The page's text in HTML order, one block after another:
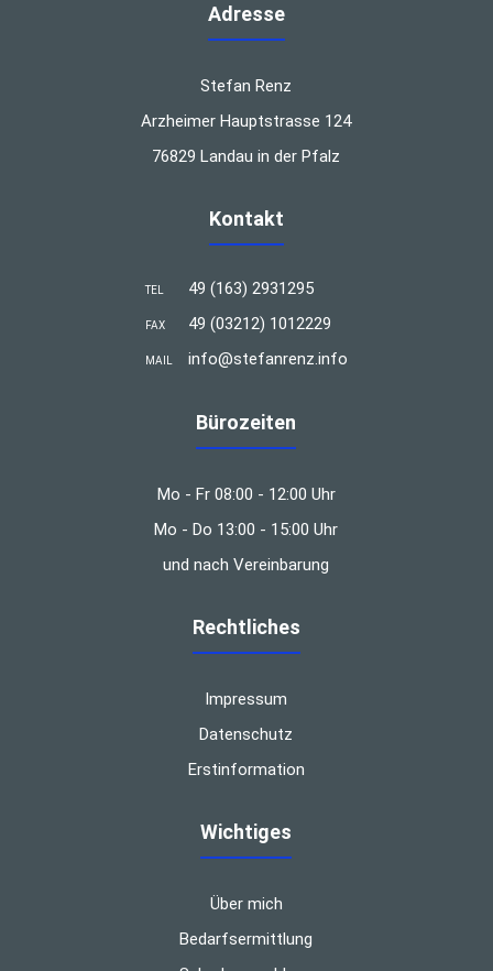
Adresse
Stefan Renz
Arzheimer Hauptstrasse 124
76829 Landau in der Pfalz
Kontakt
TEL 49 (163) 2931295
FAX 49 (03212) 1012229
MAIL info@stefanrenz.info
Bürozeiten
Mo - Fr 08:00 - 12:00 Uhr
Mo - Do 13:00 - 15:00 Uhr
und nach Vereinbarung
Rechtliches
Impressum
Datenschutz
Erstinformation
Wichtiges
Über mich
Bedarfsermittlung